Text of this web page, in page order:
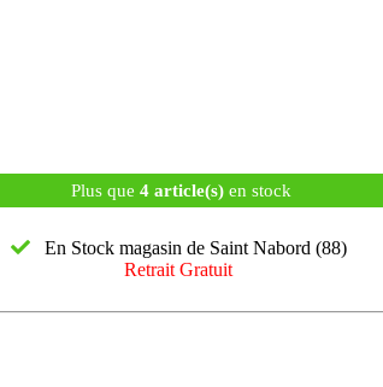
Plus que 4 article(s)en stock
En Stock magasin de Saint Nabord (88)
Retrait Gratuit